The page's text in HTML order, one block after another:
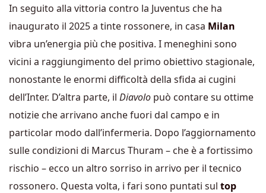
In seguito alla vittoria contro la Juventus che ha
inaugurato il 2025 a tinte rossonere, in casa Milan
vibra un’energia più che positiva. I meneghini sono
vicini a raggiungimento del primo obiettivo stagionale,
nonostante le enormi difficoltà della sfida ai cugini
dell’Inter. D’altra parte, il Diavolo può contare su ottime
notizie che arrivano anche fuori dal campo e in
particolar modo dall’infermeria. Dopo l’aggiornamento
sulle condizioni di Marcus Thuram – che è a fortissimo
rischio – ecco un altro sorriso in arrivo per il tecnico
rossonero. Questa volta, i fari sono puntati sul top